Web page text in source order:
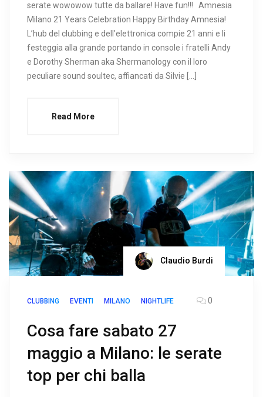
serate wowowow tutte da ballare! Have fun!!! Amnesia
Milano 21 Years Celebration Happy Birthday Amnesia!
L’hub del clubbing e dell’elettronica compie 21 anni e li
festeggia alla grande portando in console i fratelli Andy
e Dorothy Sherman aka Shermanology con il loro
peculiare sound soultec, affiancati da Silvie […]
Read More
Claudio Burdi
CLUBBING EVENTI MILANO NIGHTLIFE 0
Cosa fare sabato 27
maggio a Milano: le serate
top per chi balla